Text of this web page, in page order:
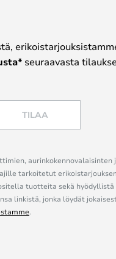
seuraavasta
TILAA
aurinkokennovalaisinten
tarkoitetut
tuotteita sekä
linkistä, jonka löydät
.